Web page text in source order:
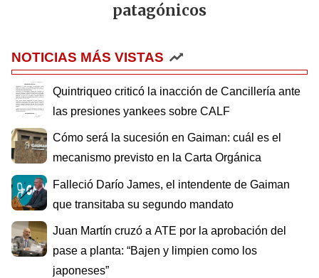
patagónicos
NOTICIAS MÁS VISTAS
Quintriqueo criticó la inacción de Cancillería ante
las presiones yankees sobre CALF
Cómo será la sucesión en Gaiman: cuál es el
mecanismo previsto en la Carta Orgánica
Falleció Darío James, el intendente de Gaiman
que transitaba su segundo mandato
Juan Martín cruzó a ATE por la aprobación del
pase a planta: “Bajen y limpien como los
japoneses”